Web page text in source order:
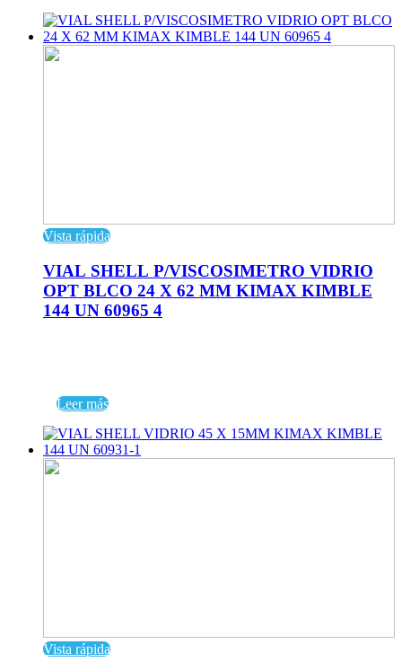
Vista rápida
VIAL SHELL P/VISCOSIMETRO VIDRIO
OPT BLCO 24 X 62 MM KIMAX KIMBLE
144 UN 60965 4
Leer más
Vista rápida